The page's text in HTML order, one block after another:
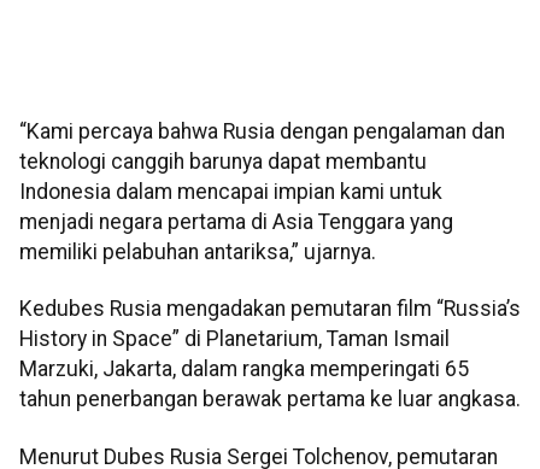
“Kami percaya bahwa Rusia dengan pengalaman dan
teknologi canggih barunya dapat membantu
Indonesia dalam mencapai impian kami untuk
menjadi negara pertama di Asia Tenggara yang
memiliki pelabuhan antariksa,” ujarnya.
Kedubes Rusia mengadakan pemutaran film “Russia’s
History in Space” di Planetarium, Taman Ismail
Marzuki, Jakarta, dalam rangka memperingati 65
tahun penerbangan berawak pertama ke luar angkasa.
Menurut Dubes Rusia Sergei Tolchenov, pemutaran